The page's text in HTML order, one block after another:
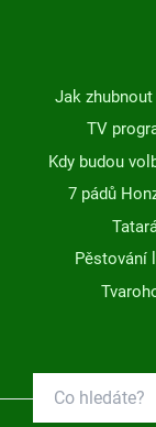
Jak zhubnout
TV
Kdy budou
7 pádů
Pěstování